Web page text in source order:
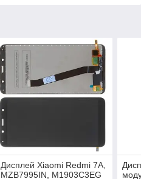
Дисплей Xiaomi Redmi 7A,
MZB7995IN, M1903C3EG